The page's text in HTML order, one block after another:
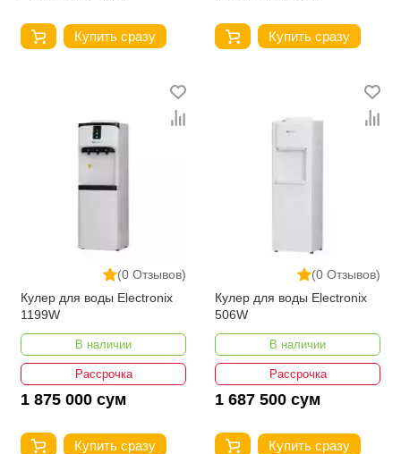
Купить сразу Купить сразу
(0 Отзывов)
Кулер для воды Electronix
1199W
В наличии
Рассрочка
1 875 000 сум
Купить сразу
(0 Отзывов)
Кулер для воды Electronix
506W
В наличии
Рассрочка
1 687 500 сум
Купить сразу